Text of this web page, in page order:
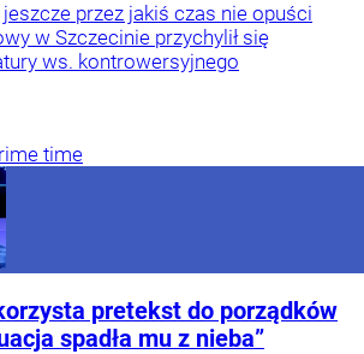
przez jakiś czas nie opuści
w Szczecinie przychylił się
ws. kontrowersyjnego
time
pretekst do porządków
spadła mu z nieba”